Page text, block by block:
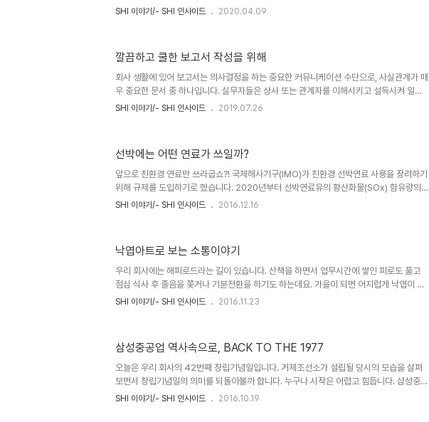
는 봄이 성큼 찾아왔습니다. 몸도 마음도 답답한 요즘이지만 함께 봄꽃을 보면서 잠시나마
SHI 이야기/- SHI 인사이드 2020.04.09
깔끔하고 쿨한 보고서 작성을 위해
회사 생활에 있어 보고서는 의사결정을 하는 중요한 커뮤니케이션 수단으로, 사실관계가 매
우 중요한 문서 중 하나입니다. 실무자들은 상사 또는 관계자를 이해시키고 설득시켜 일을
진행해 나가기 위해 '팩트'에 기반한 보고서를 작성합니다. 일일, 주간, 월간 등 지정된 기간
서를 검토하는 단계에서 이런 저런 지적을 하게 되면 당황스러워 합니다. 반대로, 보고서를
받는 상사의 입장에서도 스트레스를 받을 수 있습니다. 원하는 내용, 원하는 방향과 다르게
..
SHI 이야기/- SHI 인사이드 2019.07.26
선박에는 어떤 연료가 쓰일까?
앞으로 친환경 연료만 쓰라굽쇼?! 국제해사기구(IMO)가 친환경 선박연료 사용을 장려하기
위해 규제를 도입하기로 했습니다. 2020년부터 선박연료유의 황산화물(SOx) 함유량의
상한선을 현행 3.5%에서 0.5%로 줄여야 합니다. 따라서, 전 세계 바다를 항해하는 선박의
겠습니다^^ 이쯤에서 궁금증이 하나 생깁니다. 선박용 연료로 쓰이는 벙커C유, MGO,
LNG 등은 서로 어떤 관계이고, 왜 LNG가 친환경 연료로 떠오르고 있을까요? 자세히 알..
SHI 이야기/- SHI 인사이드 2016.12.16
낙엽아트로 보는 소통이야기
우리 회사에는 해피로드라는 길이 있습니다. 산책을 하면서 업무시간에 쌓인 피로도 풀고
점심 식사 후 졸음을 쫓거나 기분전환을 하기도 하는데요. 가을이 되면 어지럽게 낙엽이 흩
어져 있곤 했는데 익명의 작가(?)분께서 색깔이 다른 낙엽들과 솔방울로 일명 '낙엽아트'를
있으셨나봐요. 나비처럼 훨훨 날아가고 싶으신가 봅니다. 소통이 무엇보다 중요하죠. 잘 안
풀리는 일이 있다면 해결의 실마리를 소통에서 찾아보세요. 너와 나, 우리 모두 마음을 활
짝..
SHI 이야기/- SHI 인사이드 2016.11.23
삼성중공업 역사속으로, BACK TO THE 1977
오늘은 우리 회사의 42번째 창립기념일입니다. 거제조선소가 설립될 당시의 모습을 살펴
보면서 창립기념일의 의미를 되돌아볼까 합니다. 누구나 시작은 어렵고 힘듭니다. 삼성중공
업도 마찬가지였습니다. 우리 회사는 1974년 8월 정부의 중화학공업 육성정책에 발맞춰
SHI 이야기/- SHI 인사이드 2016.10.19